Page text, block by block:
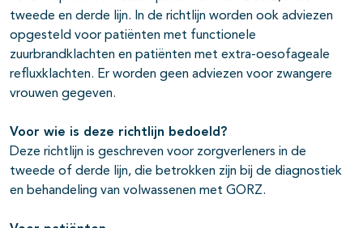
tweede en derde lijn. In de richtlijn worden ook adviezen
opgesteld voor patiënten met functionele
zuurbrandklachten en patiënten met extra-oesofageale
refluxklachten. Er worden geen adviezen voor zwangere
vrouwen gegeven.
Voor wie is deze richtlijn bedoeld?
Deze richtlijn is geschreven voor zorgverleners in de
tweede of derde lijn, die betrokken zijn bij de diagnostiek
en behandeling van volwassenen met GORZ.